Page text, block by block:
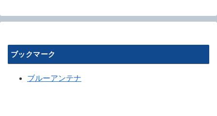
ブックマーク
ブルーアンテナ